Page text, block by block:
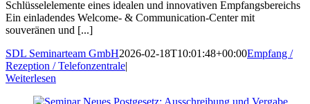
Schlüsselelemente eines idealen und innovativen Empfangsbereichs
Ein einladendes Welcome- & Communication-Center mit
souveränen und [...]
SDL Seminarteam GmbH2026-02-18T10:01:48+00:00Empfang /
Rezeption / Telefonzentrale|
Weiterlesen